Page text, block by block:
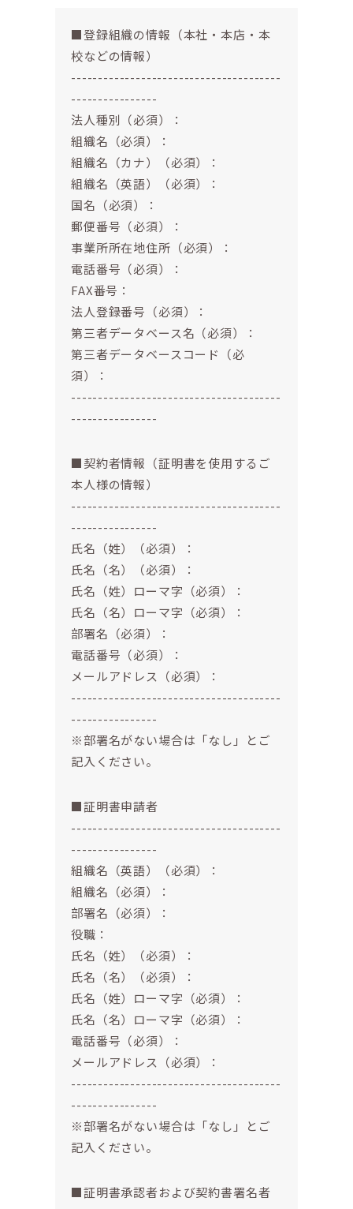
■登録組織の情報（本社・本店・本
校などの情報）
---------------------------------------
----------------
法人種別（必須）：
組織名（必須）：
組織名（カナ）（必須）：
組織名（英語）（必須）：
国名（必須）：
郵便番号（必須）：
事業所所在地住所（必須）：
電話番号（必須）：
FAX番号：
法人登録番号（必須）：
第三者データベース名（必須）：
第三者データベースコード（必
須）：
---------------------------------------
----------------
■契約者情報（証明書を使用するご
本人様の情報）
---------------------------------------
----------------
氏名（姓）（必須）：
氏名（名）（必須）：
氏名（姓）ローマ字（必須）：
氏名（名）ローマ字（必須）：
部署名（必須）：
電話番号（必須）：
メールアドレス（必須）：
---------------------------------------
----------------
※部署名がない場合は「なし」とご
記入ください。
■証明書申請者
---------------------------------------
----------------
組織名（英語）（必須）：
組織名（必須）：
部署名（必須）：
役職：
氏名（姓）（必須）：
氏名（名）（必須）：
氏名（姓）ローマ字（必須）：
氏名（名）ローマ字（必須）：
電話番号（必須）：
メールアドレス（必須）：
---------------------------------------
----------------
※部署名がない場合は「なし」とご
記入ください。
■証明書承認者および契約書署名者